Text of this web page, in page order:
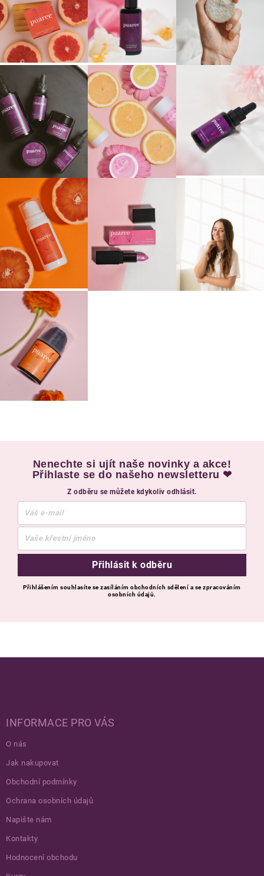
Nenechte si ujít naše novinky a akce!
Přihlaste se do našeho newsletteru ❤
Z odběru se můžete kdykoliv odhlásit.
Přihlásit k odběru
Přihlášením souhlasíte se zasíláním obchodních sdělení a se zpracováním
osobních údajů.
INFORMACE PRO VÁS
O nás
Jak nakupovat
Obchodní podmínky
Ochrana osobních údajů
Napište nám
Kontakty
Hodnocení obchodu